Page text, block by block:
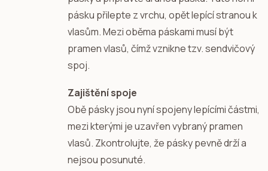
pásku přilepte z vrchu, opět lepící stranou k
vlasům. Mezi oběma páskami musí být
pramen vlasů, čímž vznikne tzv. sendvičový
spoj.
Zajištění spoje
Obě pásky jsou nyní spojeny lepícími částmi,
mezi kterými je uzavřen vybraný pramen
vlasů. Zkontrolujte, že pásky pevně drží a
nejsou posunuté.